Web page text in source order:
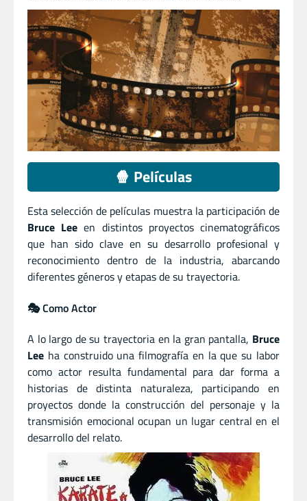
🍿 Películas
Esta selección de películas muestra la participación de
Bruce Lee en distintos proyectos cinematográficos
que han sido clave en su desarrollo profesional y
reconocimiento dentro de la industria, abarcando
diferentes géneros y etapas de su trayectoria.
🎭 Como Actor
A lo largo de su trayectoria en la gran pantalla, Bruce
Lee ha construido una filmografía en la que su labor
como actor resulta fundamental para dar forma a
historias de distinta naturaleza, participando en
proyectos donde la construcción del personaje y la
transmisión emocional ocupan un lugar central en el
desarrollo del relato.